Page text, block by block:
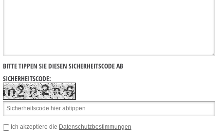
BITTE TIPPEN SIE DIESEN SICHERHEITSCODE AB
SICHERHEITSCODE:
Ich akzeptiere die Datenschutzbestimmungen